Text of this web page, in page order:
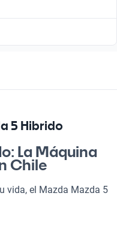
5 Hibrido
La Máquina
Chile
vida, el Mazda Mazda 5
de eficiencia y